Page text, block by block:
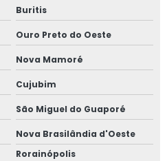
Buritis
Ouro Preto do Oeste
Nova Mamoré
Cujubim
São Miguel do Guaporé
Nova Brasilândia d'Oeste
Rorainópolis